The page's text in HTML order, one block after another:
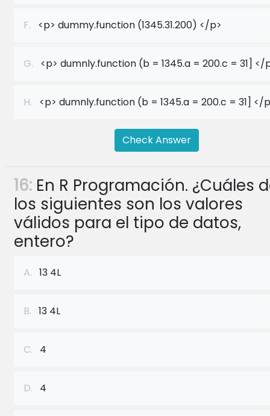
F. <p> dummy.function (1345.31.200) </p>
G. <p> dumnly.function (b = 1345.a = 200.c = 31] </
H. <p> dumnly.function (b = 1345.a = 200.c = 31] </
Check Answer
16: En R Programación. ¿Cuáles
los siguientes son los valores
válidos para el tipo de datos,
entero?
A. 13 4L
B. 13 4L
C. 4
D. 4